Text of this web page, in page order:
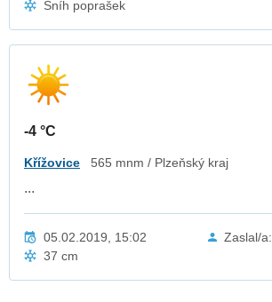
Sníh poprašek
-4 °C
Křížovice 565 mnm / Plzeňský kraj
...
05.02.2019, 15:02 Zaslal/a:
37 cm